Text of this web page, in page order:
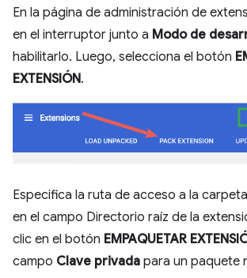
En la página de administración de
en el interruptor junto a Modo de
habilitarlo. Luego, selecciona el botón
EXTENSIÓN.
Especifica la ruta de acceso a la
en el campo Directorio raíz de la
clic en el botón EMPAQUETAR
campo Clave privada para un paquete